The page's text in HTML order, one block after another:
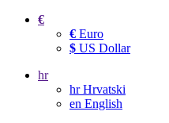
€
€ Euro
$ US Dollar
hr
hrHrvatski
en English